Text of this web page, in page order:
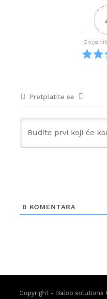
Pretplatite se
0 KOMENTARA
Copyright - Baloo solutions